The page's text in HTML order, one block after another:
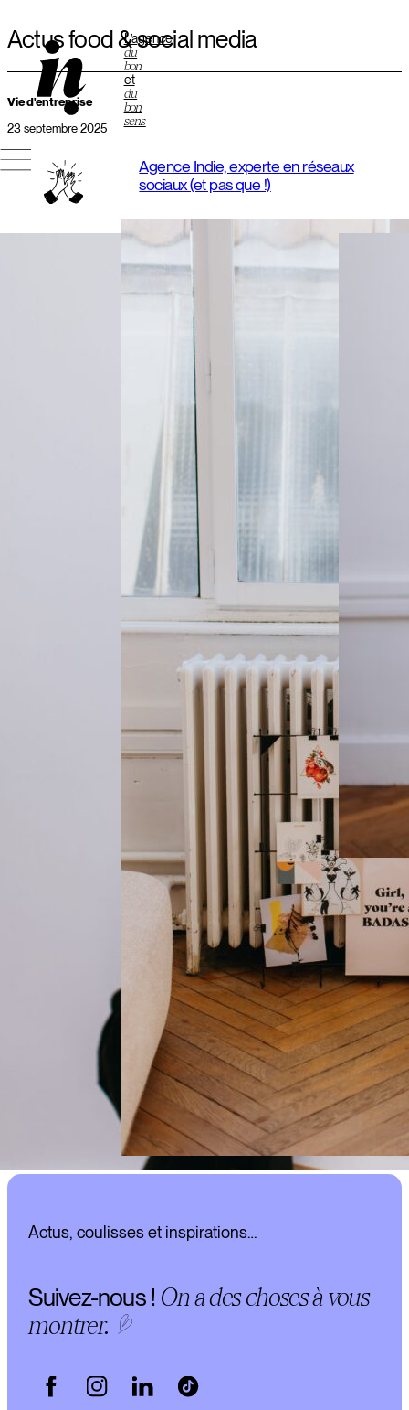
L’agence
du
bon
et
du
bon
sens
Actus food & social media
Vie d'entreprise
23 septembre 2025
Agence Indie, experte en réseaux
sociaux (et pas que !)
Suivez-nous ! On a des choses àvous
montrer.
Actus, coulisses et inspirations…